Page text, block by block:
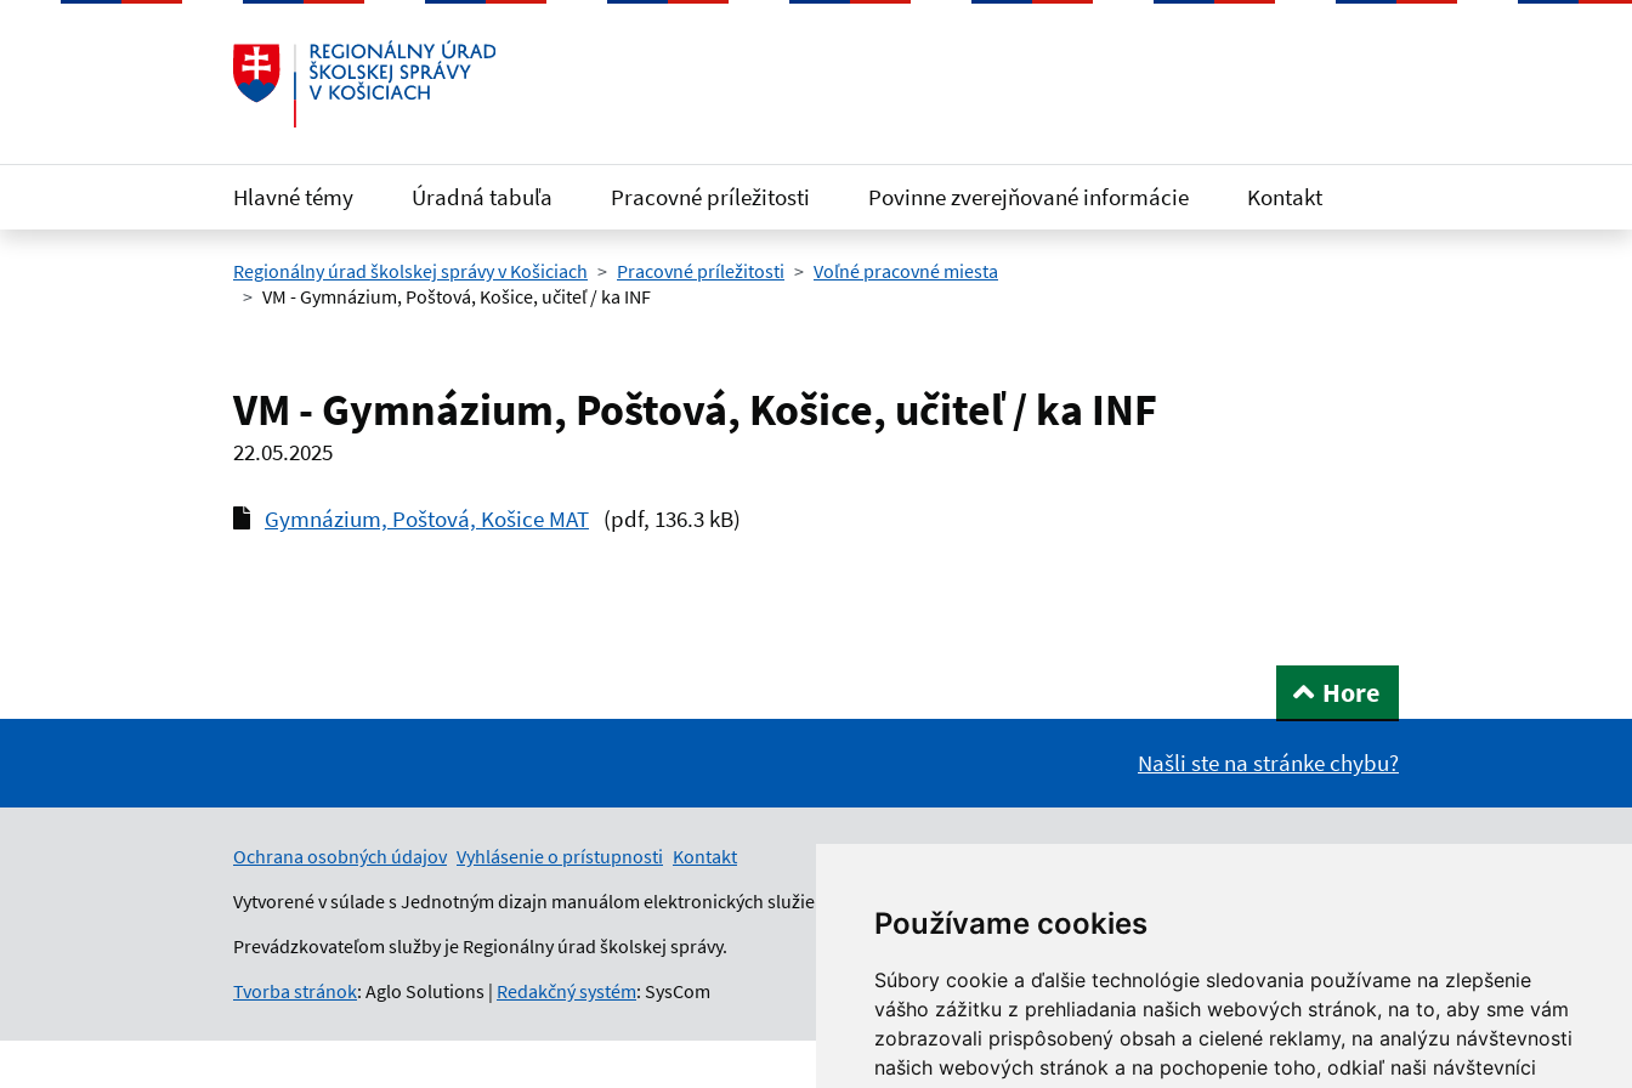
Používame cookies
Súbory cookie a ďalšie technológie sledovania používame na zlepšenie
vášho zážitku z prehliadania našich webových stránok, na to, aby sme vám
zobrazovali prispôsobený obsah a cielené reklamy, na analýzu návštevnosti
našich webových stránok a na pochopenie toho, odkiaľ naši návštevníci
Preskočiť na hlavný obsah
Hlavné témy Úradná tabuľa Pracovné príležitosti Povinne zverejňované informácie Kontakt
Regionálny úrad školskej správy v Košiciach Pracovné príležitosti
Voľné pracovné miesta
VM - Gymnázium, Poštová, Košice, učiteľ / ka INF
VM - Gymnázium, Poštová, Košice, učiteľ / ka INF
22.05.2025
Gymnázium, Poštová, Košice MAT (pdf, 136.3 kB)
Hore
Našli ste na stránke chybu?
Ochrana osobných údajov Vyhlásenie o prístupnosti Kontakt
Vytvorené v súlade s Jednotným dizajn manuálom elektronických služieb.
Prevádzkovateľom služby je Regionálny úrad školskej správy.
Tvorba stránok: Aglo Solutions | Redakčný systém: SysCom